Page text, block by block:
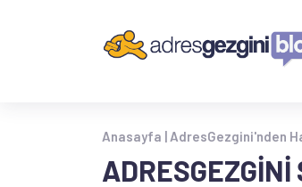
Anasayfa | AdresGezgini'nden